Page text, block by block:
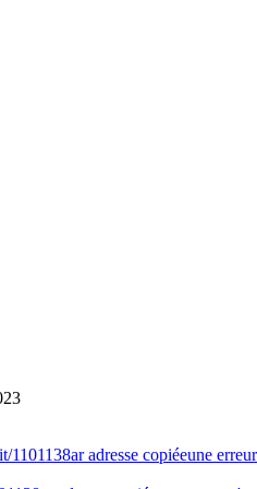
1101138aradresse copiéeune